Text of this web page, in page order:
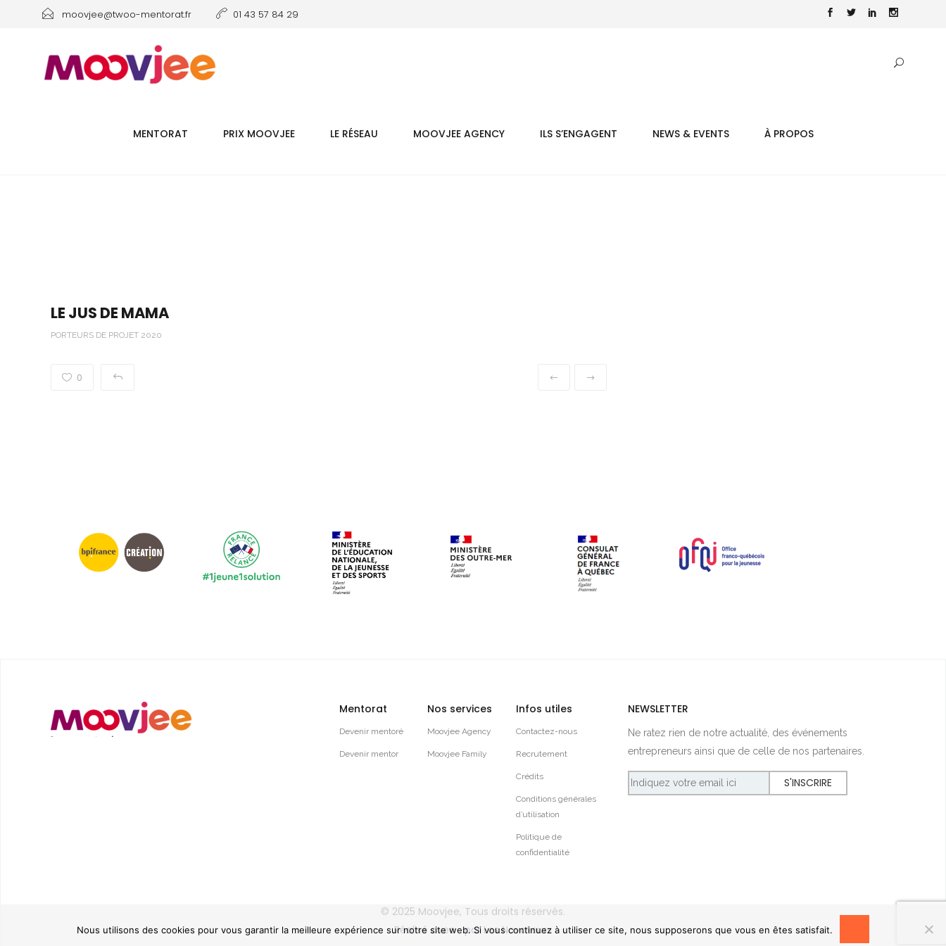
moovjee@twoo-mentorat.fr 01 43 57 84 29
MENTORAT PRIX MOOVJEE LE RÉSEAU MOOVJEE AGENCY ILS S’ENGAGENT NEWS & EVENTS À PROPOS
LE JUS DE MAMA
PORTEURS DE PROJET 2020
0
Mentorat
Devenir mentoré
Devenir mentor
Nos services
Moovjee Agency
Moovjee Family
Infos utiles
Contactez-nous
Recrutement
Crédits
Conditions générales
d’utilisation
Politique de
confidentialité
NEWSLETTER
Ne ratez rien de notre actualité, des événements
entrepreneurs ainsi que de celle de nos partenaires.
© 2025 Moovjee, Tous droits réservés.
Réalisé avec par Les Novateurs
Nous utilisons des cookies pour vous garantir la meilleure expérience sur notre site web. Si vous continuez à utiliser ce site, nous supposerons que vous en êtes satisfait.